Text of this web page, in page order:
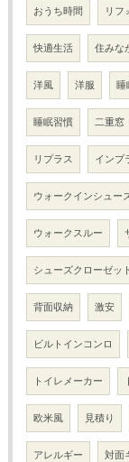
おうち時間 リフ
快適生活 住みな
洋風 洋服 睡
睡眠習慣 二重窓
リプラス インプ
ウォークインシュー
ウォークスルー
シューズクローゼット
背面収納 激安
ビルトインコンロ
トイレメーカー
欧米風 見積り
アレルギー 対面